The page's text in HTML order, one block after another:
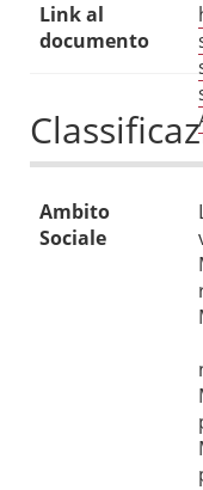
Link al
documento
Ambito
Sociale